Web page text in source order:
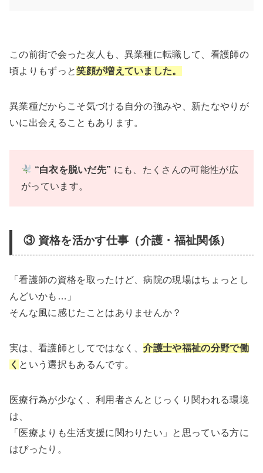
この前街で会った友人も、異業種に転職して、看護師の
頃よりもずっと笑顔が増えていました。
異業種だからこそ気づける自分の強みや、新たなやりが
いに出会えることもあります。
“白衣を脱いだ先” にも、たくさんの可能性が広
がっています。
③ 資格を活かす仕事（介護・福祉関係）
「看護師の資格を取ったけど、病院の現場はちょっとし
んどいかも…」
そんな風に感じたことはありませんか？
実は、看護師としてではなく、介護士や福祉の分野で働
く という選択もあるんです。
医療行為が少なく、利用者さんとじっくり関われる環境
は、
「医療よりも生活支援に関わりたい」と思っている方に
はぴったり。